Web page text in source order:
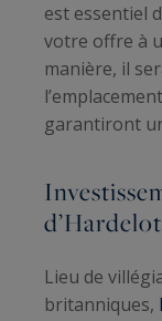
est essentiel
votre offre à
manière, il
garantiront
d’Hardelot
Lieu de
britanniques,